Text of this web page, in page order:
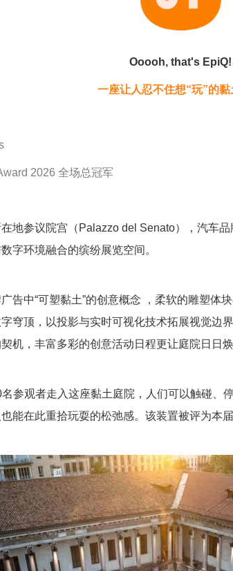
Ooooh, that's EpiQ!
一座让人忍不住想“玩”的黏
2026 全场总冠军
地参议院宫（Palazzo del Senato），汽车
字环境融合的缤纷展览空间。
告中“可塑黏土”的创意概念 ，柔软的雕塑体
穹顶，以投影与实时可视化技术拓展视觉边
机，丰富多彩的创意活动日程更让庭院日日焕
参观者走入这座黏土庭院，人们可以触碰、
能在此重拾玩耍的松弛感。该装置被评为本